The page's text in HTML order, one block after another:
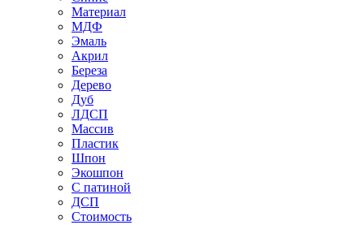
Материал
МДФ
Эмаль
Акрил
Береза
Дерево
Дуб
ЛДСП
Массив
Пластик
Шпон
Экошпон
С патиной
ДСП
Стоимость